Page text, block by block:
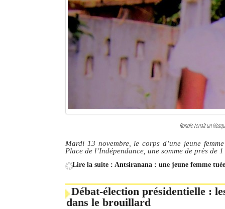
Rondie tenait un
Mardi 13 novembre, le corps d’une jeune
Place de l’Indépendance, une somme de près
Lire la suite : Antsiranana : une jeune femme
Débat-élection présidentielle :
dans le brouillard